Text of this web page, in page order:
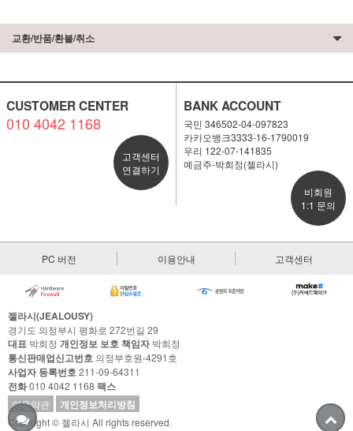
교환/반품/환불/취소
CUSTOMER CENTER
010 4042 1168
고객센터
연결하기
BANK ACCOUNT
국민 346502-04-097823
카카오뱅크3333-16-1790019
우리 122-07-141835
예금주-박희정(젤라시)
비회원
1:1 문의
PC 버전 이용안내 고객센터
젤라시(JEALOUSY)
경기도 의정부시 평화로 272번길 29
대표 박희정 개인정보 보호 책임자박희정
통신판매업신고번호 의정부호원-4291호
사업자 등록번호211-09-64311
전화010 4042 1168 팩스
이용약관 개인정보처리방침
Copyright © 젤라시 All rights reserved.